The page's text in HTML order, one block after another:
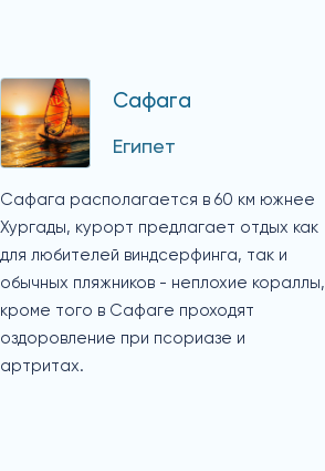
Сафага
Египет
Сафага располагается в 60 км южнее
Хургады, курорт предлагает отдых как
для любителей виндсерфинга, так и
обычных пляжников - неплохие кораллы,
кроме того в Сафаге проходят
оздоровление при псориазе и
артритах.